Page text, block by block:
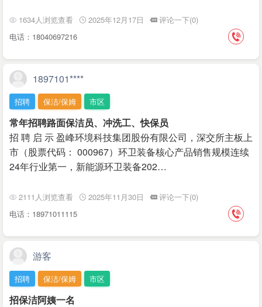
1634人浏览查看 2025年12月17日
评论一下(0)
电话：18040697216
1897101****
招聘 保洁/保姆 市区
常年招聘路面保洁员、冲洗工、快保员
招 聘 启 示 盈峰环境科技集团股份有限公司，深交所主板上
市（股票代码： 000967）环卫装备核心产品销售规模连续
24年行业第一，新能源环卫装备202…
2111人浏览查看 2025年11月30日
评论一下(0)
电话：18971011115
游客
招聘 保洁/保姆 市区
招保洁阿姨一名